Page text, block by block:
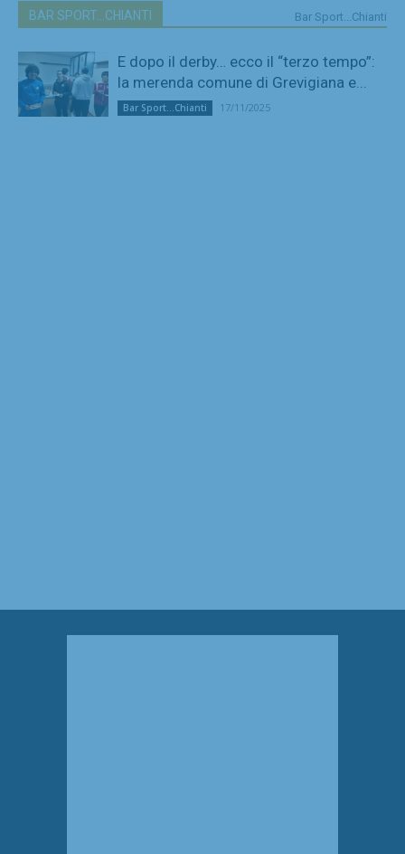
BAR SPORT...CHIANTI Bar Sport...Chianti
E dopo il derby… ecco il “terzo tempo”:
la merenda comune di Grevigiana e...
Bar Sport...Chianti 17/11/2025